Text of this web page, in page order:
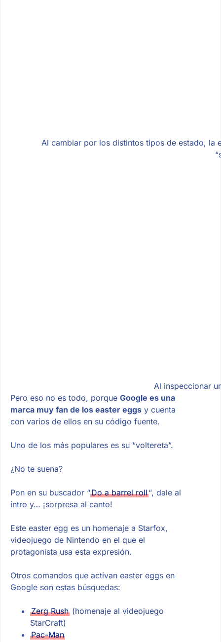
Al cambiar por los distintos tipos de estado, la
Al inspeccionar
Pero eso no es todo, porque Google es una
marca muy fan de los easter eggsy cuenta
con varios de ellos en su código fuente.
Uno de los más populares es su “voltereta”.
¿No te suena?
Pon en su buscador “Do a barrel roll“, dale al
intro y… ¡sorpresa al canto!
Este easter egg es un homenaje a Starfox,
videojuego de Nintendo en el que el
protagonista usa esta expresión.
Otros comandos que activan easter eggs en
Google son estas búsquedas:
Zerg Rush(homenaje al videojuego
StarCraft)
Pac-Man